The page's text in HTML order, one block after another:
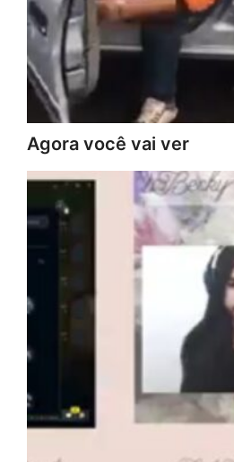
Agora você vai ver